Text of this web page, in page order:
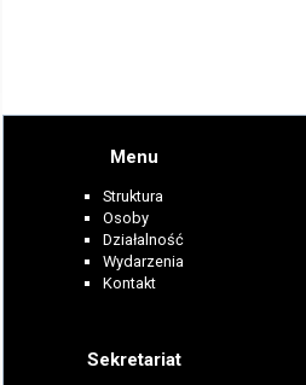
Menu
Struktura
Osoby
Działalność
Wydarzenia
Kontakt
Sekretariat